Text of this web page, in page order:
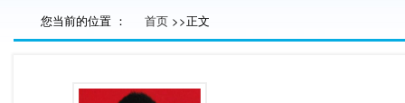
您当前的位置 ： 首页 >>正文